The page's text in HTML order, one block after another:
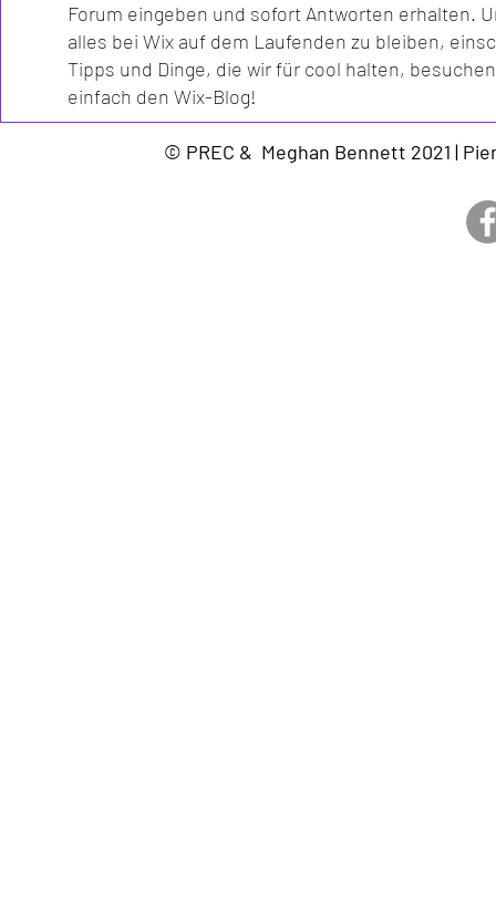
Forum eingeben und sofort Antworten erhalten.
alles bei Wix auf dem Laufenden zu bleiben,
Tipps und Dinge, die wir für cool halten,
einfach den Wix-Blog!
© PREC & Meghan Bennett 2021 |